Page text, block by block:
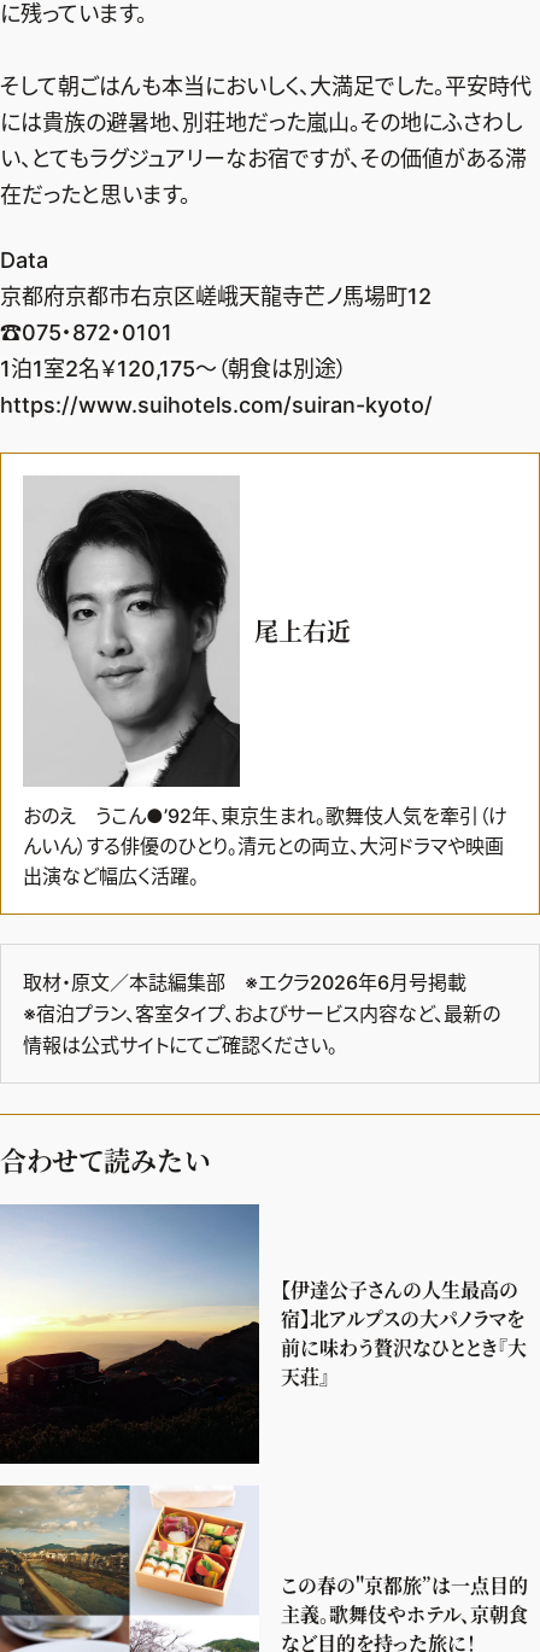
に残っています。
そして朝ごはんも本当においしく、大満足でした。平安時代
には貴族の避暑地、別荘地だった嵐山。その地にふさわし
い、とてもラグジュアリーなお宿ですが、その価値がある滞
在だったと思います。
Data
京都府京都市右京区嵯峨天龍寺芒ノ馬場町12
☎075・872・0101
1泊1室2名￥120,175～（朝食は別途）
https://www.suihotels.com/suiran-kyoto/
尾上右近
おのえ うこん●’92年、東京生まれ。歌舞伎人気を牽引（け
んいん）する俳優のひとり。清元との両立、大河ドラマや映画
出演など幅広く活躍。
取材・原文／本誌編集部 ※エクラ2026年6月号掲載
※宿泊プラン、客室タイプ、およびサービス内容など、最新の
情報は公式サイトにてご確認ください。
合わせて読みたい
【伊達公子さんの人生最高の
宿】北アルプスの大パノラマを
前に味わう贅沢なひととき『大
天荘』
この春の"京都旅”は一点目的
主義。歌舞伎やホテル、京朝食
など目的を持った旅に！